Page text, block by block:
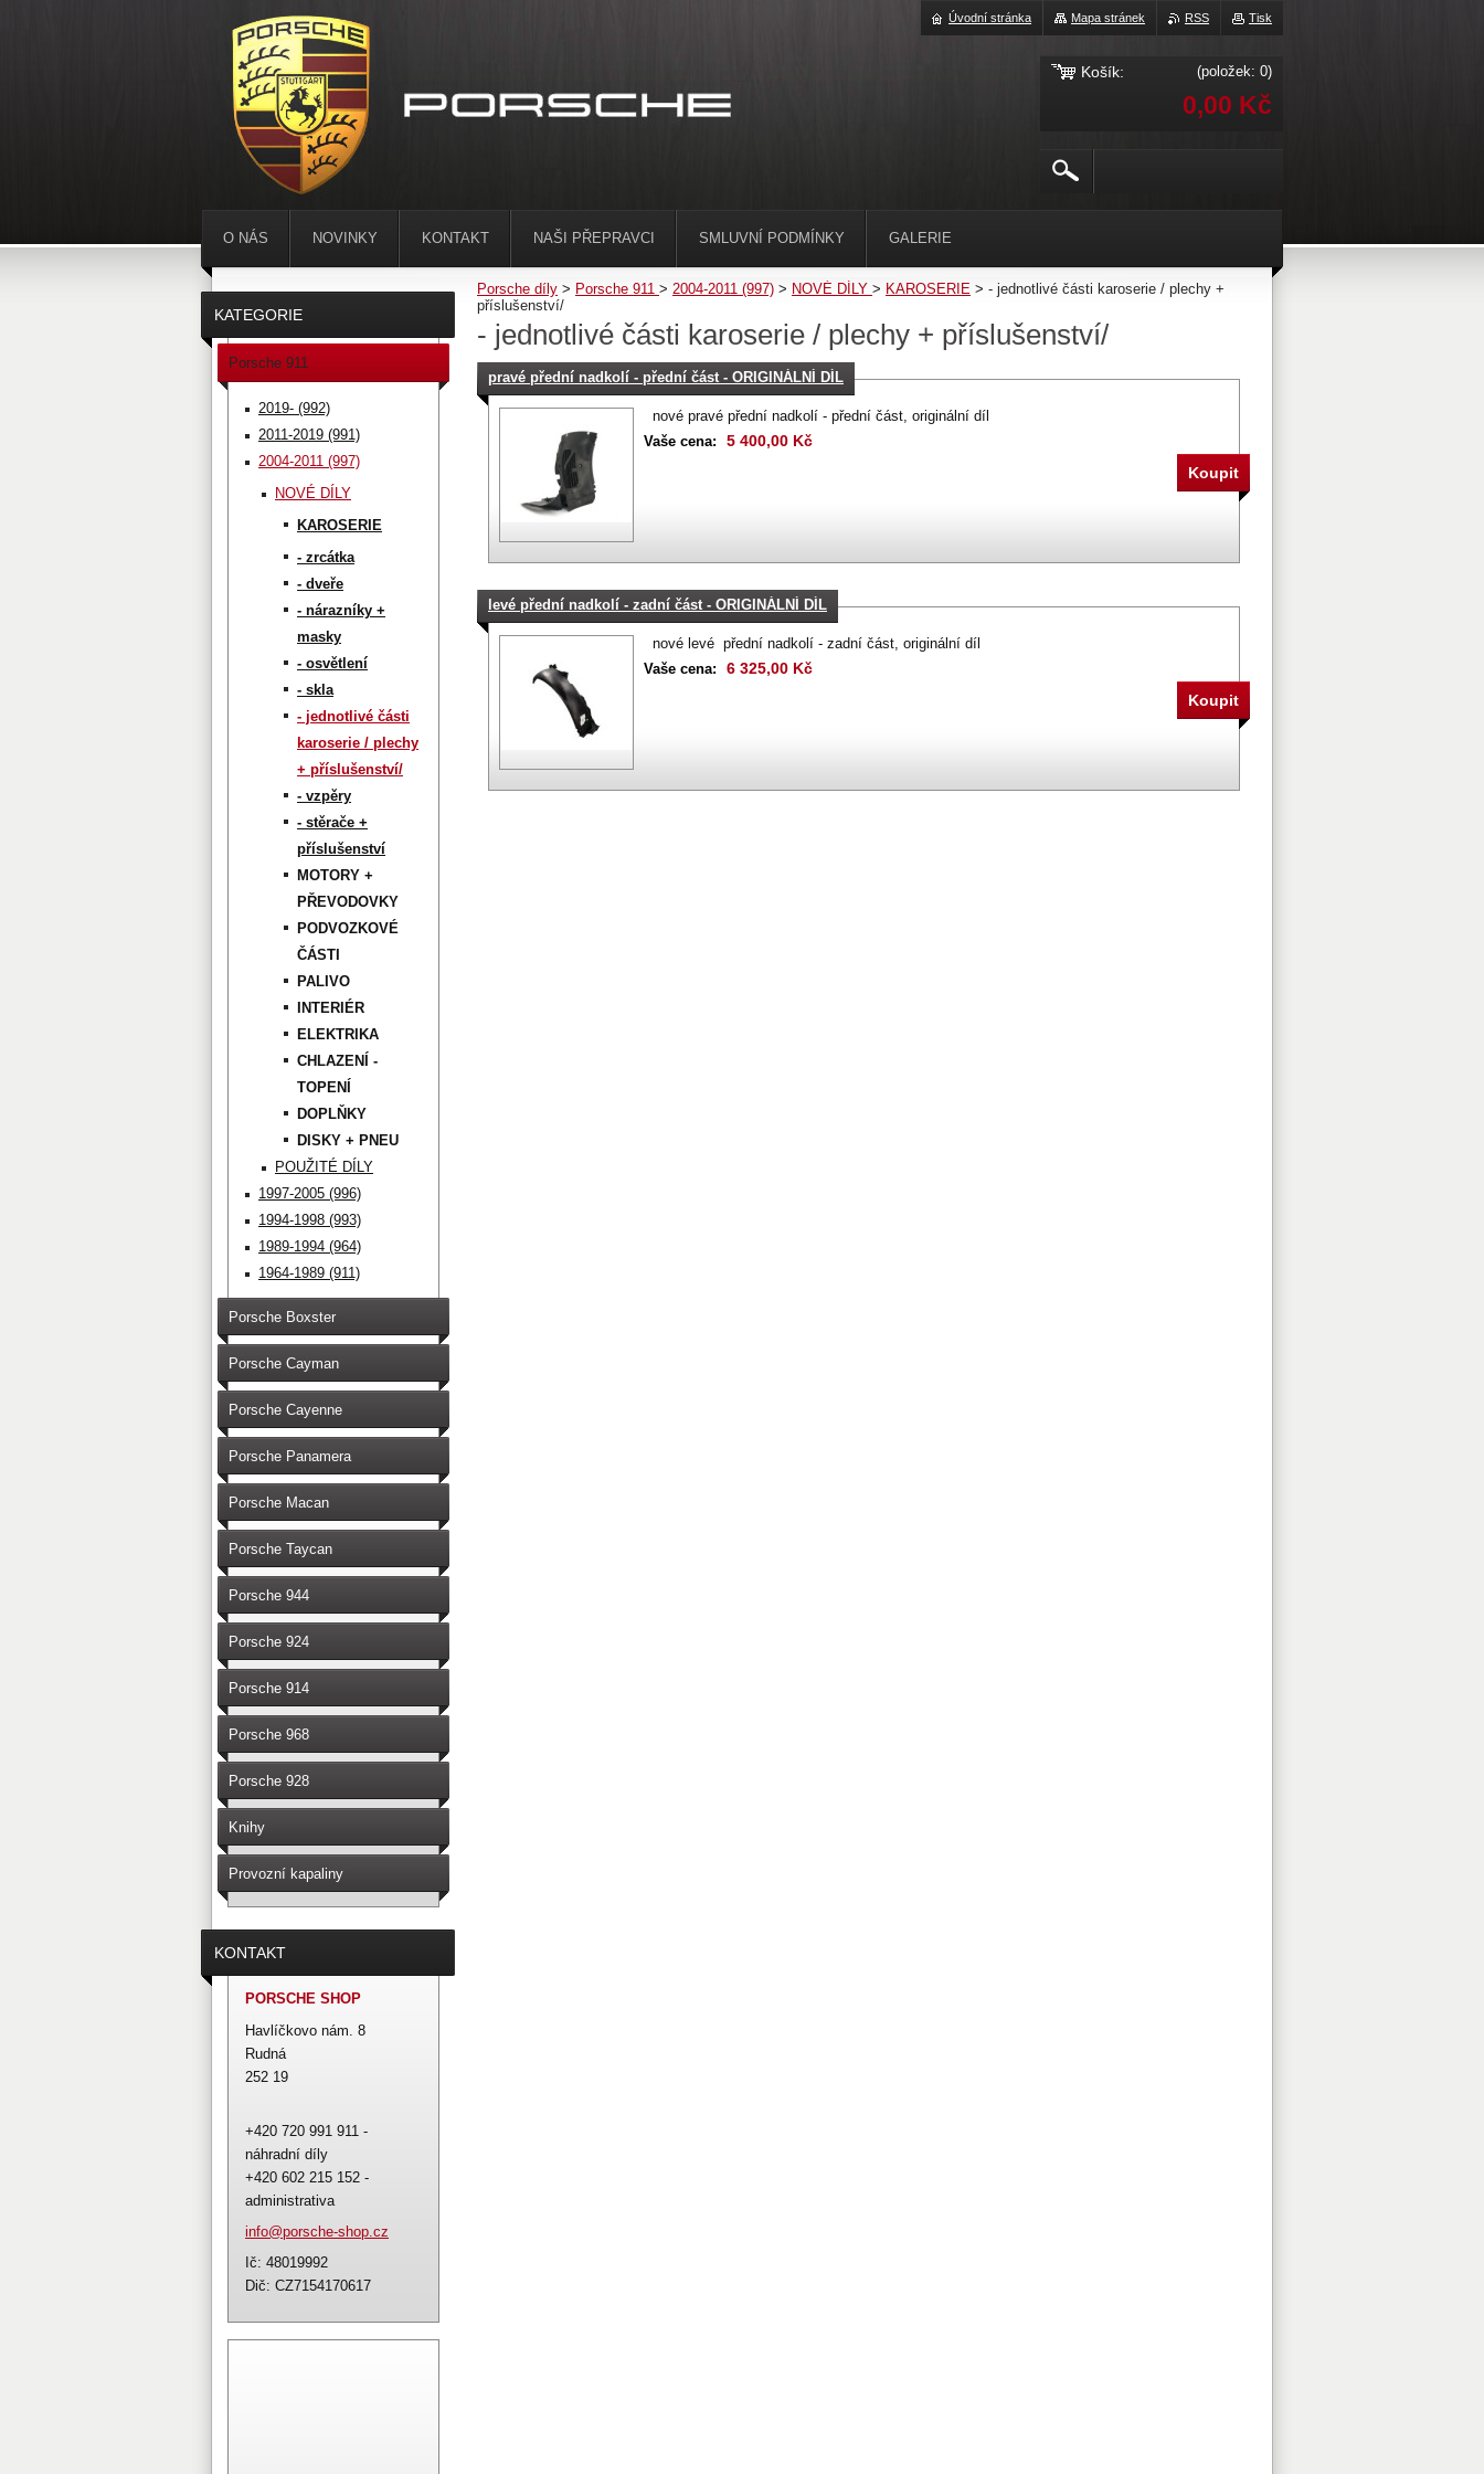
Porsche díly > Porsche 911 > 2004-2011 (997) > NOVÉ DÍLY > KAROSERIE > - jednotlivé části karoserie / plechy +
příslušenství/
- jednotlivé části karoserie / plechy + příslušenství/
pravé přední nadkolí - přední část - ORIGINÁLNÍ DÍL
nové pravé přední nadkolí - přední část, originální díl
Vaše cena:
5 400,00 Kč
levé přední nadkolí - zadní část - ORIGINÁLNÍ DÍL
nové levé přední nadkolí - zadní část, originální díl
Vaše cena:
6 325,00 Kč
KATEGORIE
Porsche 911
2019- (992)
2011-2019 (991)
2004-2011 (997)
NOVÉ DÍLY
KAROSERIE
- zrcátka
- dveře
- nárazníky +
masky
- osvětlení
- skla
- jednotlivé části
karoserie / plechy
+ příslušenství/
- vzpěry
- stěrače +
příslušenství
MOTORY +
PŘEVODOVKY
PODVOZKOVÉ
ČÁSTI
PALIVO
INTERIÉR
ELEKTRIKA
CHLAZENÍ -
TOPENÍ
DOPLŇKY
DISKY + PNEU
POUŽITÉ DÍLY
1997-2005 (996)
1994-1998 (993)
1989-1994 (964)
1964-1989 (911)
Porsche Boxster
Porsche Cayman
Porsche Cayenne
Porsche Panamera
Porsche Macan
Porsche Taycan
Porsche 944
Porsche 924
Porsche 914
Porsche 968
Porsche 928
Knihy
Provozní kapaliny
KONTAKT
PORSCHE SHOP
Havlíčkovo nám. 8
Rudná
252 19
+420 720 991 911 -
náhradní díly
+420 602 215 152 -
administrativa
info@porsche-shop.cz
Ič: 48019992
Dič: CZ7154170617
O NÁS NOVINKY KONTAKT NAŠI PŘEPRAVCI SMLUVNÍ PODMÍNKY GALERIE
Tisk
RSS
Mapa stránek
Úvodní stránka
Košík: (položek: 0)
0,00 Kč